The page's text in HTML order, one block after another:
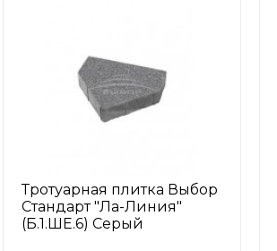
Тротуарная плитка Выбор
Стандарт "Ла-Линия"
(Б.1.ШЕ.6) Серый